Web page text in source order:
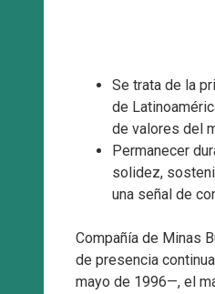
Se trata de la
de
de valores del
Permanecer
solidez,
una señal de
Compañía de Minas
de presencia
mayo de 1996—, el